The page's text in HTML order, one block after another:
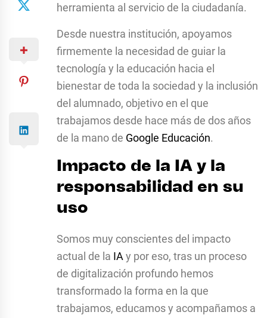
herramienta al servicio de la ciudadanía.
Desde nuestra institución, apoyamos
firmemente la necesidad de guiar la
tecnología y la educación hacia el
bienestar de toda la sociedad y la inclusión
del alumnado, objetivo en el que
trabajamos desde hace más de dos años
de la mano de Google Educación.
Impacto de la IA y la
responsabilidad en su
uso
Somos muy conscientes del impacto
actual de la IA y por eso, tras un proceso
de digitalización profundo hemos
transformado la forma en la que
trabajamos, educamos y acompañamos a